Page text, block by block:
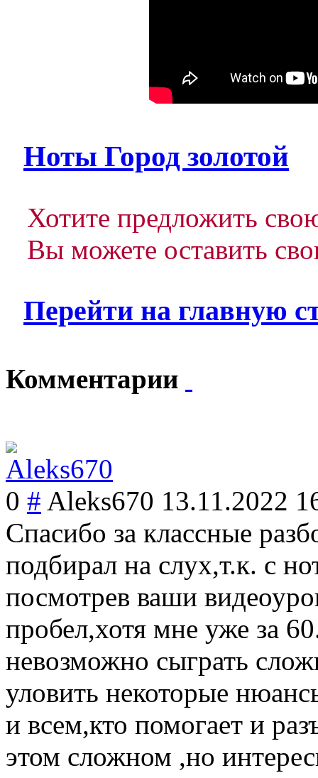
Ноты Город золотой
Хотите предложить
Вы можете оставить
Перейти на главную
Комментарии
0 # Aleks670 13.11.2022
Спасибо за классные
подбирал на слух,т.к. с
посмотрев ваши
пробел,хотя мне уже за
невозможно сыграть
уловить некоторые
и всем,кто помогает и
этом сложном ,но